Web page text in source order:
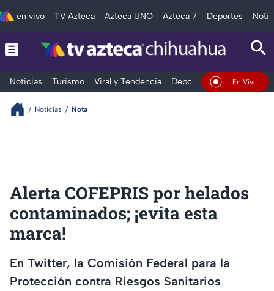
en vivo TV Azteca Azteca UNO Azteca 7 Deportes
Noticias Turismo Viral y Tendencia Deportes Espectáculos
En Vivo
Noticias Nota
Alerta COFEPRIS por helados
contaminados; ¡evita esta
marca!
En Twitter, la Comisión Federal para la
Protección contra Riesgos Sanitarios